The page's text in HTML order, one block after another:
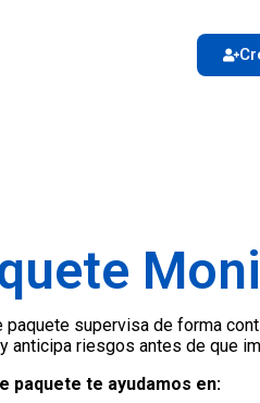
paquete supervisa de forma
anticipa riesgos antes de que
paquete te ayudamos en: